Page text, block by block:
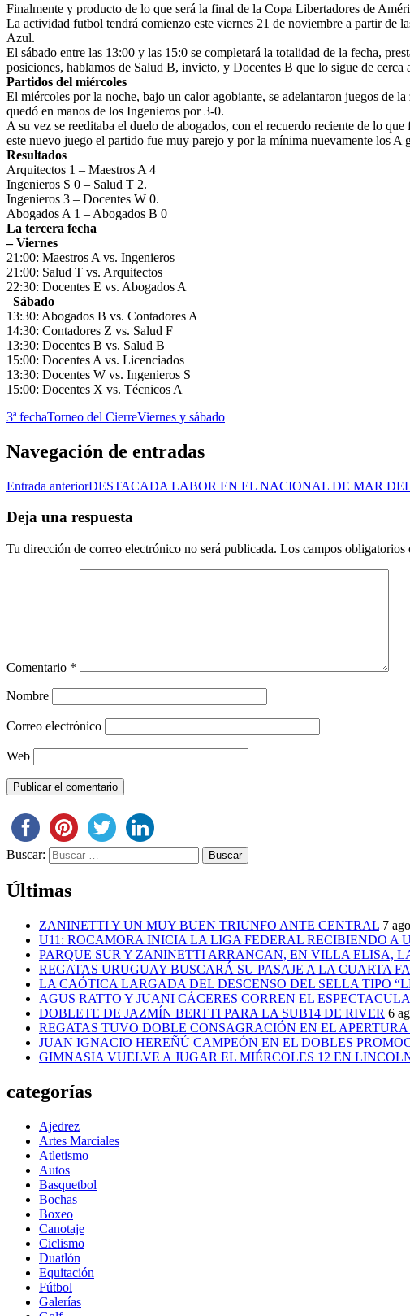
Finalmente y producto de lo que será la final de la Copa Libertadores de
La actividad futbol tendrá comienzo este viernes 21 de noviembre a partir de
Azul.
El sábado entre las 13:00 y las 15:0 se completará la totalidad de la fecha,
posiciones, hablamos de Salud B, invicto, y Docentes B que lo sigue de cerca
Partidos del miércoles
El miércoles por la noche, bajo un calor agobiante, se adelantaron juegos de
quedó en manos de los Ingenieros por 3-0.
A su vez se reeditaba el duelo de abogados, con el recuerdo reciente de lo
este nuevo juego el partido fue muy parejo y por la mínima nuevamente los A
Resultados
Arquitectos 1 – Maestros A 4
Ingenieros S 0 – Salud T 2.
Ingenieros 3 – Docentes W 0.
Abogados A 1 – Abogados B 0
La tercera fecha
– Viernes
21:00: Maestros A vs. Ingenieros
21:00: Salud T vs. Arquitectos
22:30: Docentes E vs. Abogados A
–Sábado
13:30: Abogados B vs. Contadores A
14:30: Contadores Z vs. Salud F
13:30: Docentes B vs. Salud B
15:00: Docentes A vs. Licenciados
13:30: Docentes W vs. Ingenieros S
15:00: Docentes X vs. Técnicos A
3ª fechaTorneo del CierreViernes y sábado
Navegación de entradas
Entrada anteriorDESTACADA LABOR EN EL NACIONAL DE MAR
Deja una respuesta
Tu dirección de correo electrónico no será publicada. Los campos obligatorios
Comentario *
Nombre
Correo electrónico
Web
Buscar:
Últimas
ZANINETTI Y UN MUY BUEN TRIUNFO ANTE CENTRAL 7
U11: ROCAMORA INICIA LA LIGA FEDERAL RECIBIENDO A
PARQUE SUR Y ZANINETTI ARRANCAN, EN VILLA ELISA,
REGATAS URUGUAY BUSCARÁ SU PASAJE A LA CUARTA
LA CAÓTICA LARGADA DEL DESCENSO DEL SELLA TIPO
AGUS RATTO Y JUANI CÁCERES CORREN EL
DOBLETE DE JAZMÍN BERTTI PARA LA SUB14 DE RIVER 6
REGATAS TUVO DOBLE CONSAGRACIÓN EN EL
JUAN IGNACIO HEREÑÚ CAMPEÓN EN EL DOBLES
GIMNASIA VUELVE A JUGAR EL MIÉRCOLES 12 EN
categorías
Ajedrez
Artes Marciales
Atletismo
Autos
Basquetbol
Bochas
Boxeo
Canotaje
Ciclismo
Duatlón
Equitación
Fútbol
Galerías